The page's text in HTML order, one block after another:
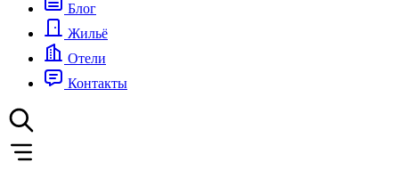
Блог
Жильё
Отели
Контакты